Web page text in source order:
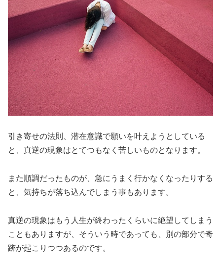
引き寄せの法則、潜在意識で願いを叶えようとしている
と、真逆の現象はとてつもなく苦しいものとなります。
また順調だったものが、急にうまく行かなくなったりする
と、気持ちが落ち込んでしまう事もあります。
真逆の現象はもう人生が終わったくらいに絶望してしまう
こともありますが、そういう時であっても、別の部分で奇
跡が起こりつつあるのです。